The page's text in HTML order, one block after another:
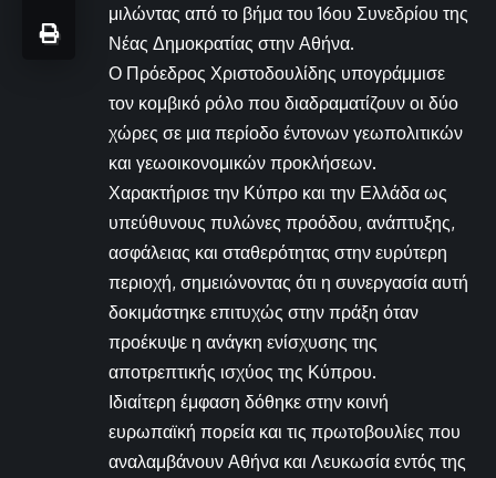
μιλώντας από το βήμα του 16ου Συνεδρίου της
Νέας Δημοκρατίας στην Αθήνα.
Ο Πρόεδρος Χριστοδουλίδης υπογράμμισε
τον κομβικό ρόλο που διαδραματίζουν οι δύο
χώρες σε μια περίοδο έντονων γεωπολιτικών
και γεωοικονομικών προκλήσεων.
Χαρακτήρισε την Κύπρο και την Ελλάδα ως
υπεύθυνους πυλώνες προόδου, ανάπτυξης,
ασφάλειας και σταθερότητας στην ευρύτερη
περιοχή, σημειώνοντας ότι η συνεργασία αυτή
δοκιμάστηκε επιτυχώς στην πράξη όταν
προέκυψε η ανάγκη ενίσχυσης της
αποτρεπτικής ισχύος της Κύπρου.
Ιδιαίτερη έμφαση δόθηκε στην κοινή
ευρωπαϊκή πορεία και τις πρωτοβουλίες που
αναλαμβάνουν Αθήνα και Λευκωσία εντός της